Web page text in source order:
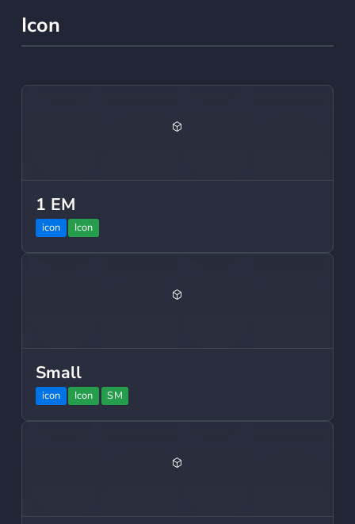
Icon
1 EM
icon Icon
Small
icon Icon SM